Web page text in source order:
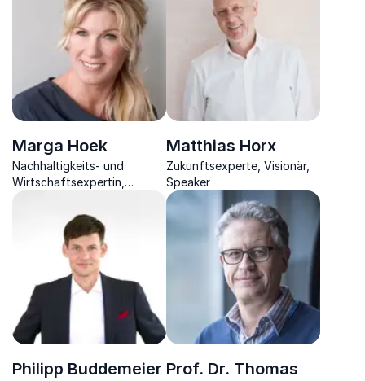
unterschiedlichsten Themen
Marga Hoek
Nachhaltigkeits- und
Wirtschaftsexpertin,
Chairman, der Unternehmen
dabei hilft nachhaltiger zu
Matthias Horx
Zukunftsexperte, Visionär,
Speaker
Philipp Buddemeier Prof. Dr. Thomas